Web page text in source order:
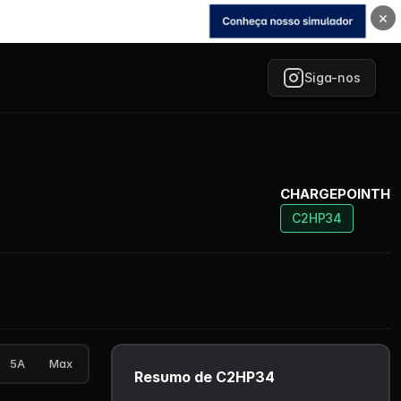
×
Siga-nos
CHARGEPOINTH
C2HP34
5A Max
Resumo de C2HP34